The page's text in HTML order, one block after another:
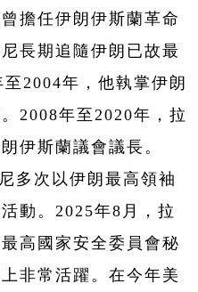
擔任伊朗伊斯蘭革命
長期追隨伊朗已故最
2004年，他執掌伊朗
2008年至2020年，拉
伊斯蘭議會議長。
多次以伊朗最高領袖
動。2025年8月，拉
高國家安全委員會秘
非常活躍。在今年美